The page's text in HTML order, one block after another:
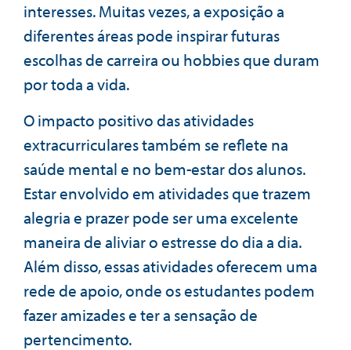
interesses. Muitas vezes, a exposição a
diferentes áreas pode inspirar futuras
escolhas de carreira ou hobbies que duram
por toda a vida.
O impacto positivo das atividades
extracurriculares também se reflete na
saúde mental e no bem-estar dos alunos.
Estar envolvido em atividades que trazem
alegria e prazer pode ser uma excelente
maneira de aliviar o estresse do dia a dia.
Além disso, essas atividades oferecem uma
rede de apoio, onde os estudantes podem
fazer amizades e ter a sensação de
pertencimento.